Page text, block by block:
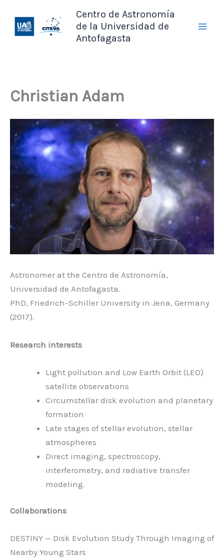
contenido
Centro de Astronomía
de la Universidad de
Antofagasta
Christian Adam
Astronomer at the Centro de Astronomía,
Universidad de Antofagasta.
PhD, Friedrich-Schiller University in Jena, Germany
(2017).
Research interests
Light pollution and Low Earth Orbit (LEO)
satellite observations
Circumstellar disk evolution and planetary
formation
Late stages of stellar evolution, stellar
atmospheres
Direct imaging, spectroscopy,
interferometry, and radiative transfer
modeling.
Collaborations
DESTINY — Disk Evolution Study Through Imaging of
Nearby Young Stars